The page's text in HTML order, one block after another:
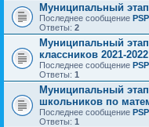
Муниципальный этап
Последнее сообщение PSP
Ответы: 2
Муниципальный
классников 2021-
Последнее сообщение PSP
Ответы: 1
Муниципальный
школьников по
Последнее сообщение PSP
Ответы: 1